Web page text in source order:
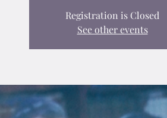
Registration is Closed
See other events